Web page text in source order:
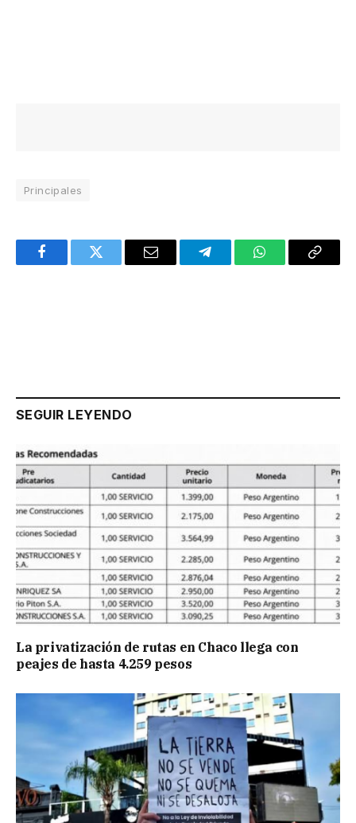
Principales
FacebookTwitter Email TelegramWhatsAppCopy
SEGUIR LEYENDO
La privatización de rutas en Chaco llega con
peajes de hasta 4.259 pesos